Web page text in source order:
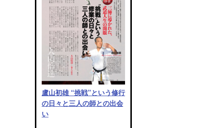
盧山初雄 “挑戦”という修行
の日々と三人の師との出会
い